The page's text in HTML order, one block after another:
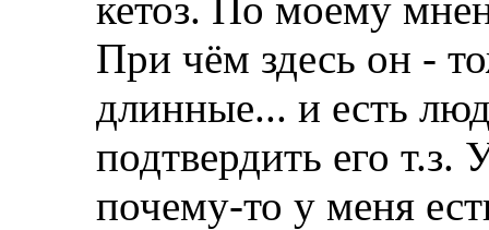
При чём здесь он -
длинные... и есть
подтвердить его
почему-то у меня